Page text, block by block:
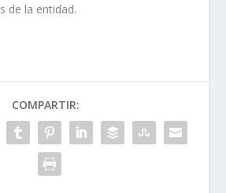
de la entidad.
COMPARTIR: